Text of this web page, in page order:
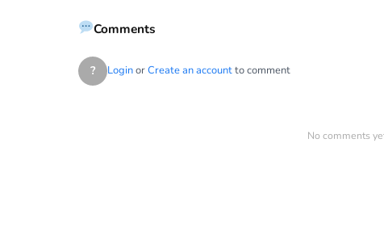
Comments
? LoginorCreate an accountto comment
No comments